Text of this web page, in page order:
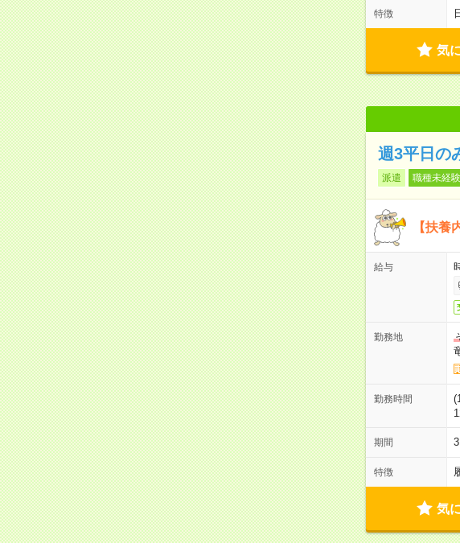
特徴
気
週3平日の
派遣 職種未経
【扶養
給与
勤務地
勤務時間
期間
特徴
気